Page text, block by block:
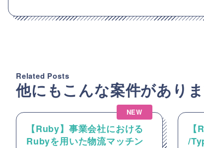
Related Posts
他にもこんな案件があり
NEW
【Ruby】事業会社における
Rubyを用いた物流マッチン
/